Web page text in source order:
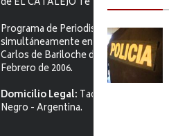
de EL CATALEJO Te Ve.
Programa de Periodismo Político
simultáneamente en ambos Video-
Carlos de Bariloche desde el primer
Febrero de 2006.
Domicilio Legal: Tacuarí 52. S.C. de
Negro - Argentina.